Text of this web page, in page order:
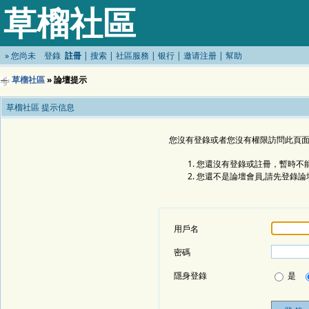
草榴社區
»您尚未 登錄 註冊 | 搜索 | 社區服務 | 银行 | 邀请注册 | 幫助
草榴社區» 論壇提示
草榴社區 提示信息
您沒有登錄或者您沒有權限訪問此頁
您還沒有登錄或註冊，暫時不
您還不是論壇會員,請先登錄論
用戶名
密碼
隱身登錄
是